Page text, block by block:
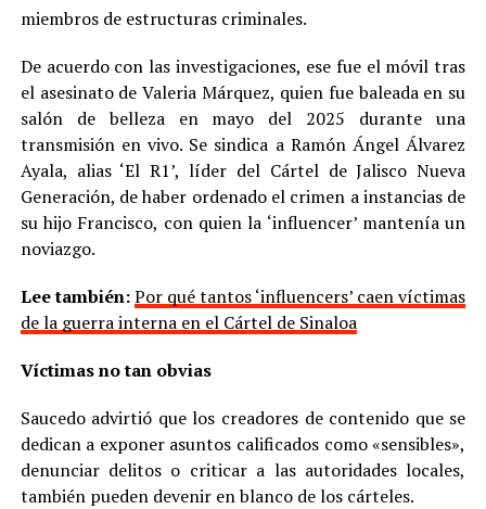
miembros de estructuras criminales.
De acuerdo con las investigaciones, ese fue el móvil tras
el asesinato de Valeria Márquez, quien fue baleada en su
salón de belleza en mayo del 2025 durante una
transmisión en vivo. Se sindica a Ramón Ángel Álvarez
Ayala, alias ‘El R1’, líder del Cártel de Jalisco Nueva
Generación, de haber ordenado el crimen a instancias de
su hijo Francisco, con quien la ‘influencer’ mantenía un
noviazgo.
Lee también:Por qué tantos ‘influencers’ caen víctimas
de la guerra interna en el Cártel de Sinaloa
Víctimas no tan obvias
Saucedo advirtió que los creadores de contenido que se
dedican a exponer asuntos calificados como «sensibles»,
denunciar delitos o criticar a las autoridades locales,
también pueden devenir en blanco de los cárteles.